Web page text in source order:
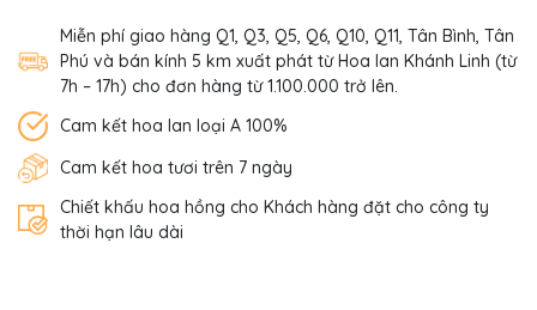
Miễn phí giao hàng Q1, Q3, Q5, Q6, Q10, Q11, Tân Bình, Tân
Phú và bán kính 5 km xuất phát từ Hoa lan Khánh Linh (từ
7h – 17h) cho đơn hàng từ 1.100.000 trở lên.
Cam kết hoa lan loại A 100%
Cam kết hoa tươi trên 7 ngày
Chiết khấu hoa hồng cho Khách hàng đặt cho công ty
thời hạn lâu dài